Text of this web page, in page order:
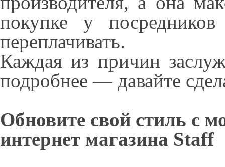
покупке у
переплачивать.
Каждая из причин
подробнее — давайте
Обновите свой стиль с
интернет магазина Staff